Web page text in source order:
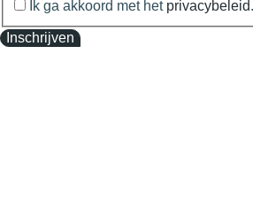
Ik ga akkoord met het privacybeleid.
Inschrijven